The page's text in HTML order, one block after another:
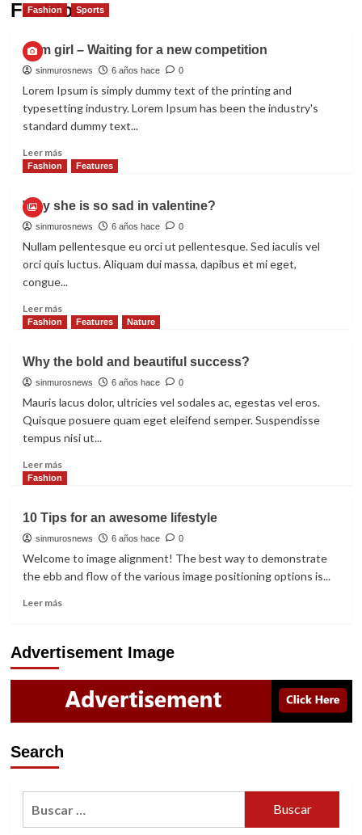
Fashion
Fashion Sports
Gym girl – Waiting for a new competition
sinmurosnews 6 años hace 0
Lorem Ipsum is simply dummy text of the printing and
typesetting industry. Lorem Ipsum has been the industry's
standard dummy text...
Leer másRead
more
girl
–
Waiting
for
new
Fashion Features
Why she is so sad in valentine?
sinmurosnews 6 años hace 0
Nullam pellentesque eu orci ut pellentesque. Sed iaculis vel
orci quis luctus. Aliquam dui massa, dapibus et mi eget,
congue...
Leer másRead
more
she
is
so
in
valentine?
Fashion Features Nature
Why the bold and beautiful success?
sinmurosnews 6 años hace 0
Mauris lacus dolor, ultricies vel sodales ac, egestas vel eros.
Quisque posuere quam eget eleifend semper. Suspendisse
tempus nisi ut...
Leer másRead
more
the
bold
and
beautiful
Fashion
10 Tips for an awesome lifestyle
sinmurosnews 6 años hace 0
Welcome to image alignment! The best way to demonstrate
the ebb and flow of the various image positioning options is...
Leer másRead
10
Tips
for
an
awesome
lifestyle
Advertisement Image
Search